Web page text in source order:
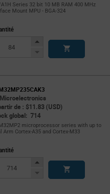
A1H Series 32 bit 10 MB RAM 400 MHz
Mount MPU - BGA-324
Increase
Decrease
de : $11.83 (USD)
global: 714
microprocessor series with up to
Arm Cortex-A35 and Cortex-M33
Increase
Decrease